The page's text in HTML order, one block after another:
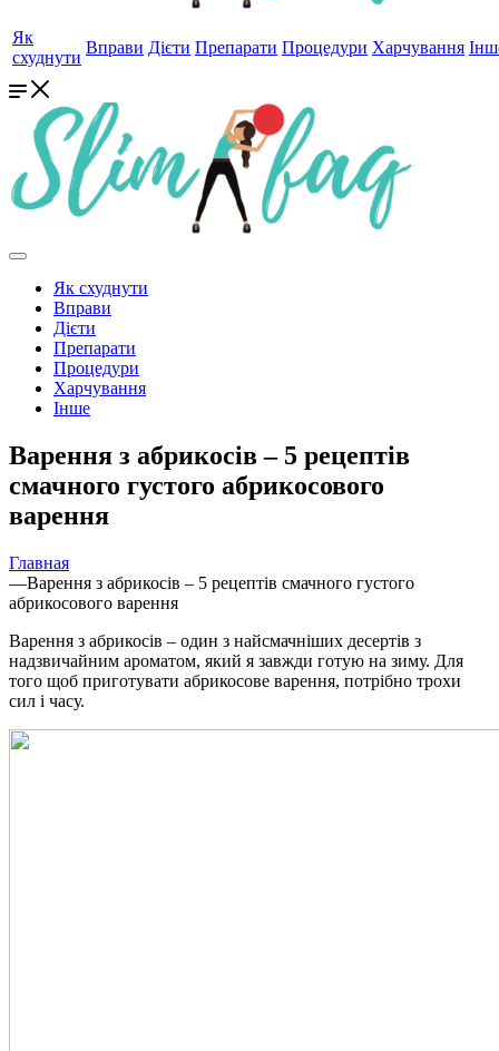
Як
схуднути
Вправи Дієти Препарати Процедури Харчування
Як схуднути
Вправи
Дієти
Препарати
Процедури
Харчування
Інше
Варення з абрикосів – 5 рецептів
смачного густого абрикосового
варення
Главная
—Варення з абрикосів – 5 рецептів смачного густого
абрикосового варення
Варення з абрикосів – один з найсмачніших десертів з
надзвичайним ароматом, який я завжди готую на зиму. Для
того щоб приготувати абрикосове варення, потрібно трохи
сил і часу.